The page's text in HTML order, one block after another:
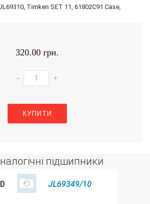
Timken SET 11, 61802C91 Case,
320.00 грн.
- +
КУПИТИ
підшипники
JL69349/10